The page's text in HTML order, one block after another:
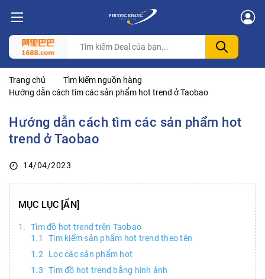
Trang chủ
Tìm kiếm nguồn hàng
Hướng dẫn cách tìm các sản phẩm hot trend ở Taobao
Hướng dẫn cách tìm các sản phẩm hot
trend ở Taobao
14/04/2023
MỤC LỤC
Tìm đồ hot trend trên Taobao
Tìm kiếm sản phẩm hot trend theo tên
Lọc các sản phẩm hot
Tìm đồ hot trend bằng hình ảnh